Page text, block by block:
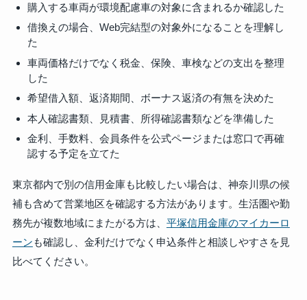
購入する車両が環境配慮車の対象に含まれるか確認した
借換えの場合、Web完結型の対象外になることを理解し
た
車両価格だけでなく税金、保険、車検などの支出を整理
した
希望借入額、返済期間、ボーナス返済の有無を決めた
本人確認書類、見積書、所得確認書類などを準備した
金利、手数料、会員条件を公式ページまたは窓口で再確
認する予定を立てた
東京都内で別の信用金庫も比較したい場合は、神奈川県の候
補も含めて営業地区を確認する方法があります。生活圏や勤
務先が複数地域にまたがる方は、 平塚信用金庫のマイカーロ
ーン も確認し、金利だけでなく申込条件と相談しやすさを見
比べてください。